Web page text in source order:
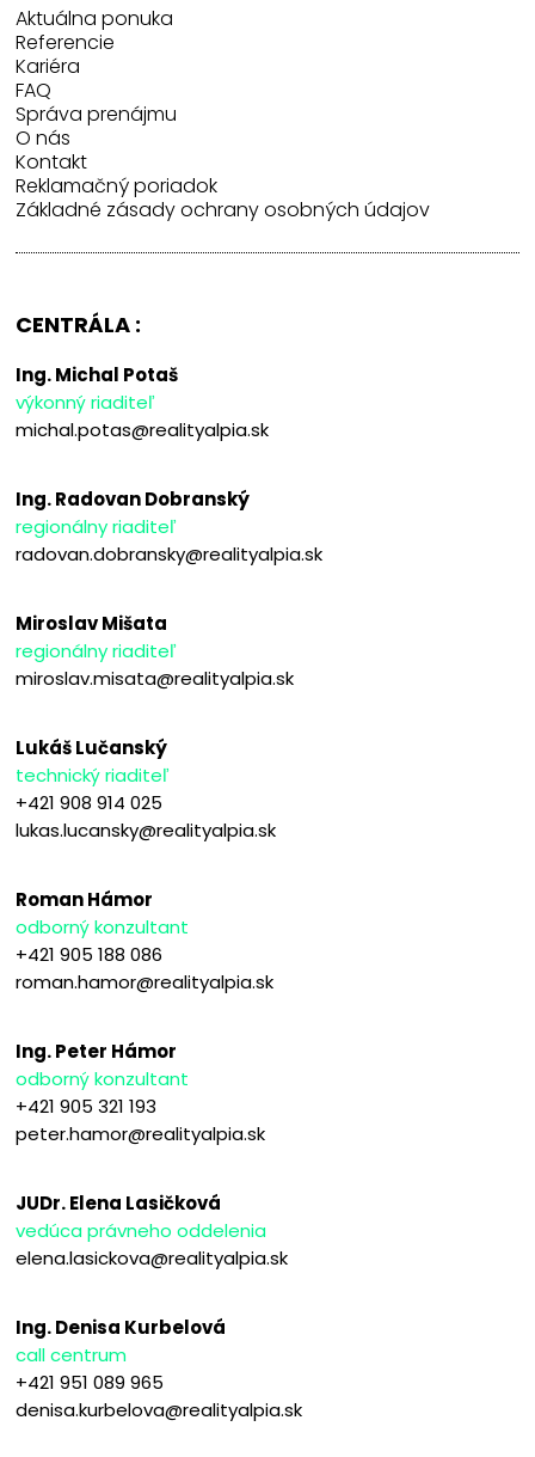
Aktuálna ponuka
Referencie
Kariéra
FAQ
Správa prenájmu
O nás
Kontakt
Reklamačný poriadok
Základné zásady ochrany osobných údajov
CENTRÁLA :
Ing. Michal Potaš
výkonný riaditeľ
michal.potas@realityalpia.sk
Ing. Radovan Dobranský
regionálny riaditeľ
radovan.dobransky@realityalpia.sk
Miroslav Mišata
regionálny riaditeľ
miroslav.misata@realityalpia.sk
Lukáš Lučanský
technický riaditeľ
+421 908 914 025
lukas.lucansky@realityalpia.sk
Roman Hámor
odborný konzultant
+421 905 188 086
roman.hamor@realityalpia.sk
Ing. Peter Hámor
odborný konzultant
+421 905 321 193
peter.hamor@realityalpia.sk
JUDr. Elena Lasičková
vedúca právneho oddelenia
elena.lasickova@realityalpia.sk
Ing. Denisa Kurbelová
call centrum
+421 951 089 965
denisa.kurbelova@realityalpia.sk